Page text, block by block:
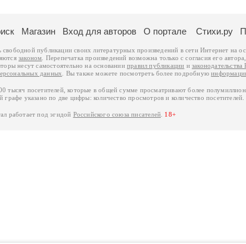
Магазин Вход для авторов О портале Стихи.ру
публикации своих литературных произведений в сети Интернет на
законом . Перепечатка произведений возможна только с согласия его
несут самостоятельно на основанииправил публикации и
данных . Вы также можете посмотреть более подробную
тысяч посетителей, которые в общей сумме просматривают более
указано по две цифры: количество просмотров и количество посетителей.
работает под эгидой Российского союза писателей 18+